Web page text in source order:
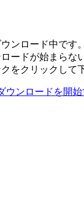
ンロード中です
ードが始まらな
クをクリックして
ウンロードを開始